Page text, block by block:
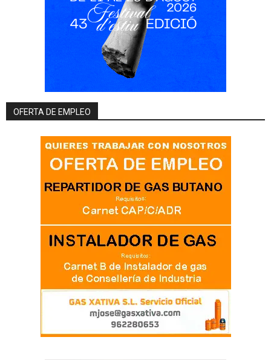
OFERTA DE EMPLEO